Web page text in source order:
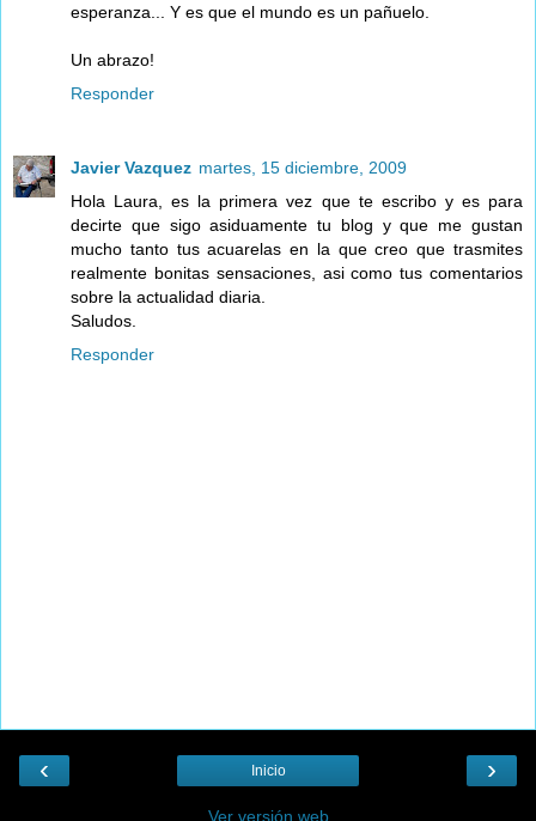
esperanza... Y es que el mundo es un pañuelo.
Un abrazo!
Responder
Javier Vazquez martes, 15 diciembre, 2009
Hola Laura, es la primera vez que te escribo y es para
decirte que sigo asiduamente tu blog y que me gustan
mucho tanto tus acuarelas en la que creo que trasmites
realmente bonitas sensaciones, asi como tus comentarios
sobre la actualidad diaria.
Saludos.
Responder
‹ ›
Inicio
Ver versión web